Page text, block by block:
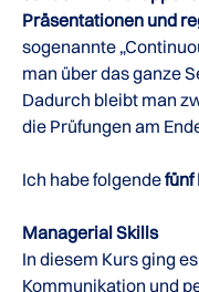
Präsentationen und
sogenannte
man über das ganze
Dadurch bleibt man
die Prüfungen am
Ich habe folgendefünf
Managerial Skills
In diesem Kurs ging
Kommunikation und